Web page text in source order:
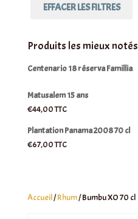
Accueil/Rhum/ Bumbu XO 70 cl
EFFACER LES FILTRES
Produits les mieux notés
Centenario 18 réserva Famillia
Matusalem 15 ans
€44,00TTC
Plantation Panama 2008 70 cl
€67,00TTC